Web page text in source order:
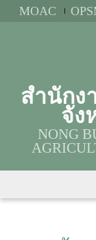
MOAC
สำนักง
จัง
NONG